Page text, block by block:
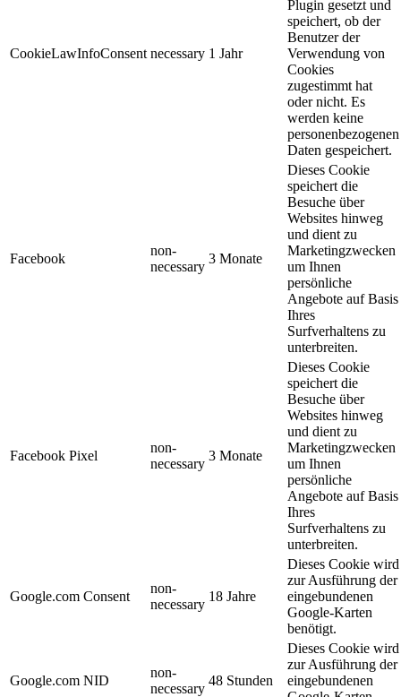
CookieLawInfoConsent necessary 1 Jahr
Plugin gesetzt und
speichert, ob der
Benutzer der
Verwendung von
Cookies
zugestimmt hat
oder nicht. Es
werden keine
personenbezogenen
Daten gespeichert.
Facebook
non-
necessary
3 Monate
Dieses Cookie
speichert die
Besuche über
Websites hinweg
und dient zu
Marketingzwecken
um Ihnen
persönliche
Angebote auf Basis
Ihres
Surfverhaltens zu
unterbreiten.
Facebook Pixel
non-
necessary
3 Monate
Dieses Cookie
speichert die
Besuche über
Websites hinweg
und dient zu
Marketingzwecken
um Ihnen
persönliche
Angebote auf Basis
Ihres
Surfverhaltens zu
unterbreiten.
Google.com Consent
non-
necessary
18 Jahre
Dieses Cookie wird
zur Ausführung der
eingebundenen
Google-Karten
benötigt.
Google.com NID
non-
necessary
48 Stunden
Dieses Cookie wird
zur Ausführung der
eingebundenen